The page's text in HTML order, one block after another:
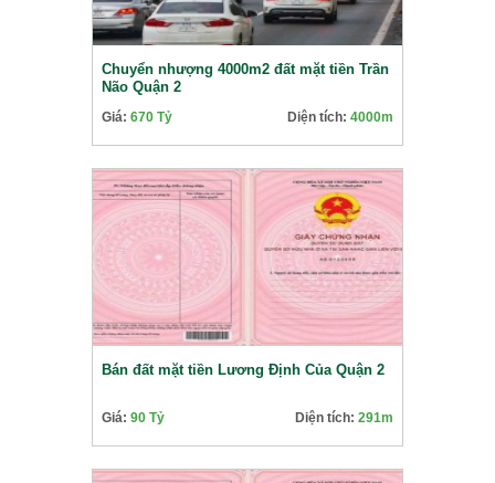
Chuyển nhượng 4000m2 đất mặt tiền Trần
Não Quận 2
Giá: 670 Tỷ Diện tích: 4000m
Bán đất mặt tiền Lương Định Của Quận 2
Giá: 90 Tỷ Diện tích: 291m